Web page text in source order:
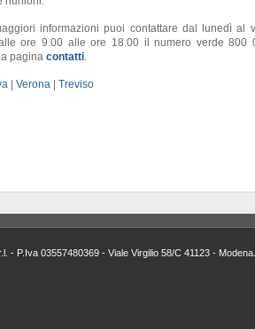
informazioni puoi contattare dal lunedì al
ore 9.00 alle ore 18.00 il numero verde 800
pagina contatti.
Verona Treviso
- P.Iva 03557480369 - Viale Virgilio 58/C 41123 -